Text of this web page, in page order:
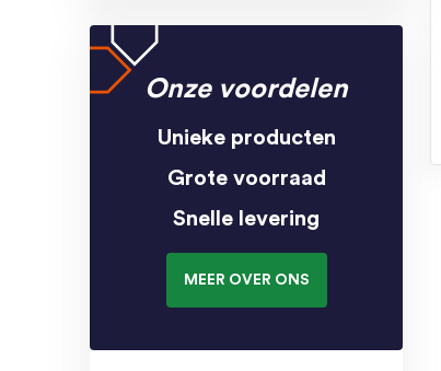
Onze voordelen
Unieke producten
Grote voorraad
Snelle levering
MEER OVER ONS